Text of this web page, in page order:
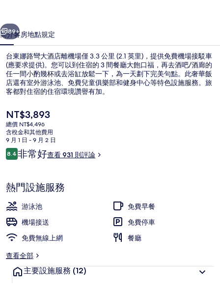
店
的
相
片
集
個 下一個
89+
簡介客房地點規定
台東娜路彎大酒店離機場僅 3.3 公里 (2.1 英里)，提供免費機場接駁車
(應要求提供)。您可以到住宿的 3 間餐廳大飽口福，再去酒吧/酒廊的
任一間小酌幾杯或去浴缸放鬆一下，為一天劃下完美句點。此奢華飯
店還有室外游泳池、免費兒童俱樂部和健身中心等特色設施服務。旅
客都對住宿的住宿環境讚譽有加。
目
前
的
價
格
是
NT$3,893
總價 NT$4,496
含稅金和其他費用
9 月 1 日 - 9 月 2 日
評
論
8.48.4 分，滿分 10 分，
非常好查看 931 則評論
熱門設施服務
游泳池
免費早餐
機場接送
免費停車
免費無線上網
餐廳
查看全部
主要設施服務 (12)